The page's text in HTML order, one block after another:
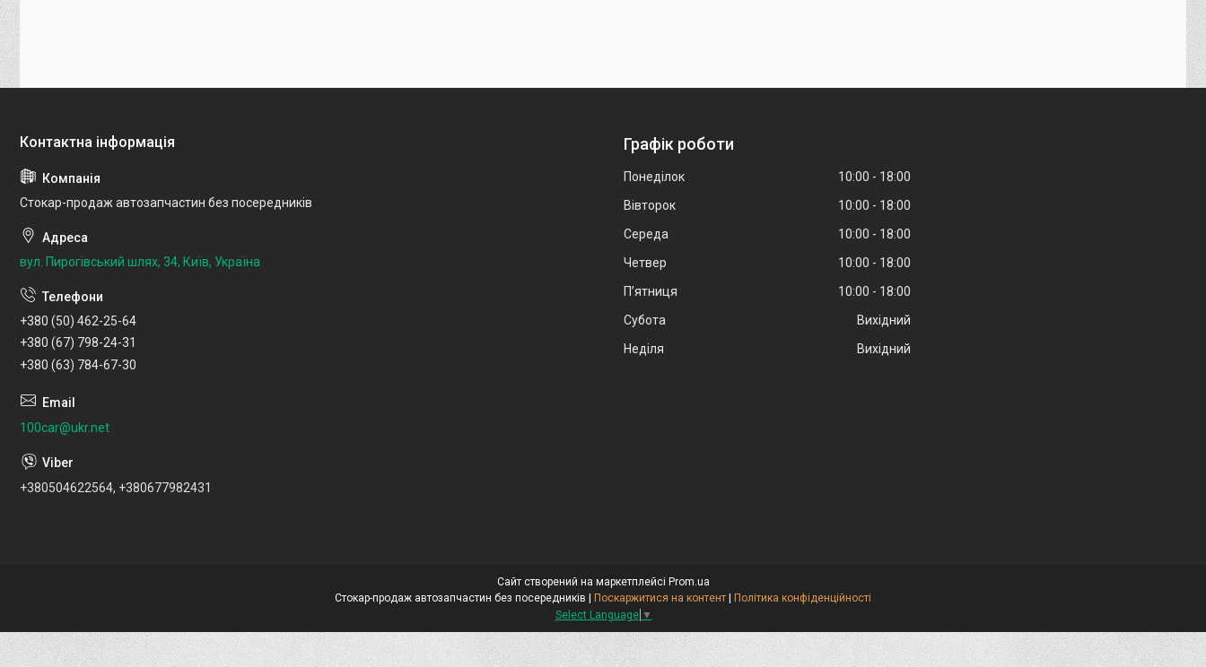
Стокар-продаж автозапчастин без посередників
вул. Пирогівський шлях, 34, Київ, Україна
+380 (50) 462-25-64
+380 (67) 798-24-31
+380 (63) 784-67-30
100car@ukr.net
+380504622564, +380677982431
Графік роботи
Понеділок 10:00
18:00
Вівторок
10:00
18:00
Середа
10:00
18:00
Четвер
10:00
18:00
Пʼятниця
10:00
18:00
Субота
Вихідний
Неділя
Вихідний
Сайт створений на маркетплейсі Prom.ua
Поскаржитися на контент
Політика конфіденційності
Select Language ▼